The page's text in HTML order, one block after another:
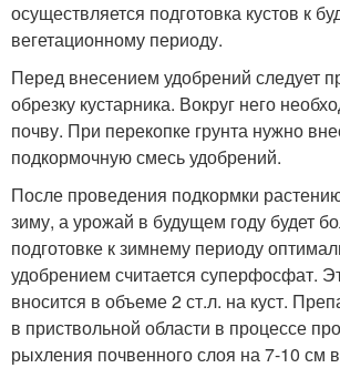
осуществляется подготовка кустов к
вегетационному периоду.
Перед внесением удобрений следует
обрезку кустарника. Вокруг него
почву. При перекопке грунта нужно
подкормочную смесь удобрений.
После проведения подкормки
зиму, а урожай в будущем году будет
подготовке к зимнему периоду
удобрением считается суперфосфат.
вносится в объеме 2 ст.л. на куст.
в приствольной области в процессе
рыхления почвенного слоя на 7-10 см